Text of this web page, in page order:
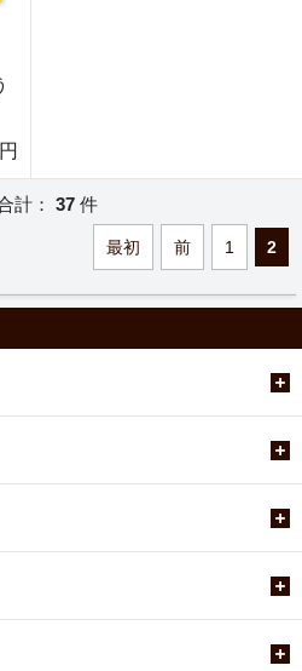
計： 37 件
最初 前 1 2